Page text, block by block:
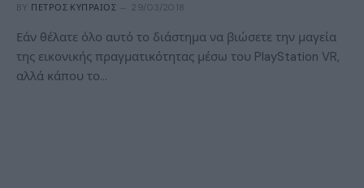
BY ΠΈΤΡΟΣ ΚΥΠΡΑΊΟΣ 29/03/2018
Εάν θέλατε όλο αυτό το διάστημα να βιώσετε την μαγεία
της εικονικής πραγματικότητας μέσω του PlayStation VR,
αλλά κάπου το…